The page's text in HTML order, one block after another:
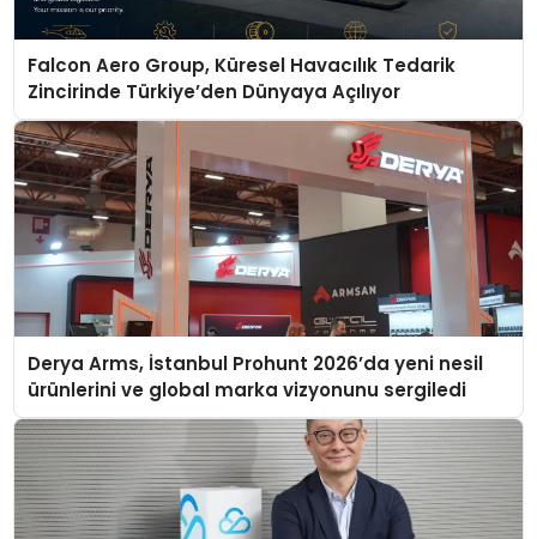
Falcon Aero Group, Küresel Havacılık Tedarik
Zincirinde Türkiye’den Dünyaya Açılıyor
Derya Arms, İstanbul Prohunt 2026’da yeni nesil
ürünlerini ve global marka vizyonunu sergiledi